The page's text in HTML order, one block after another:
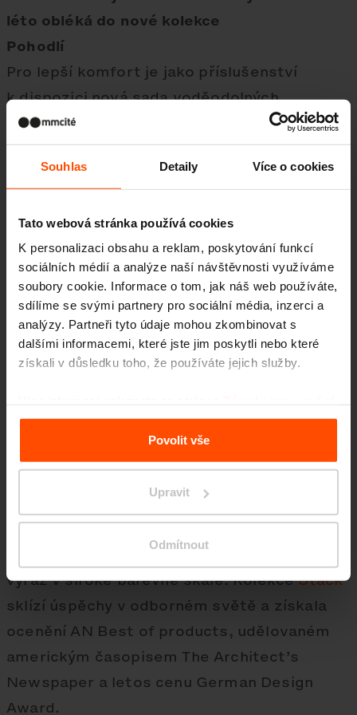
Souhlas Detaily Více o cookies
Tato webová stránka používá cookies
K personalizaci obsahu a reklam, poskytování funkcí
sociálních médií a analýze naší návštěvnosti využíváme
soubory cookie. Informace o tom, jak náš web používáte,
sdílíme se svými partnery pro sociální média, inzerci a
analýzy. Partneři tyto údaje mohou zkombinovat s
dalšími informacemi, které jste jim poskytli nebo které
získali v důsledku toho, že používáte jejich služby.
osobních údajů.
Povolit vše
Upravit
Odmítnout
léto obléká do nové kolekce
Pohodlí
Pro lepší komfort je jako příslušenství
k dispozici nová sada voděodolných
čalouněných sedáků v zajímavých barevných
kombinacích. Jednoduché, ale funkční
uchycení polštářů umožňuje snadnou
espresso tonic a nepřehlédnutelnou
Design
Nadčasový, kombinující moderní a retro
výraz v široké barevné škále. KolekceStack
sklízí úspěchy v odborném světě a získala
ocenění AN Best of products, udělovaném
americkým časopisem The Architect’s
Newspaper a letos cenu German Design
Award.